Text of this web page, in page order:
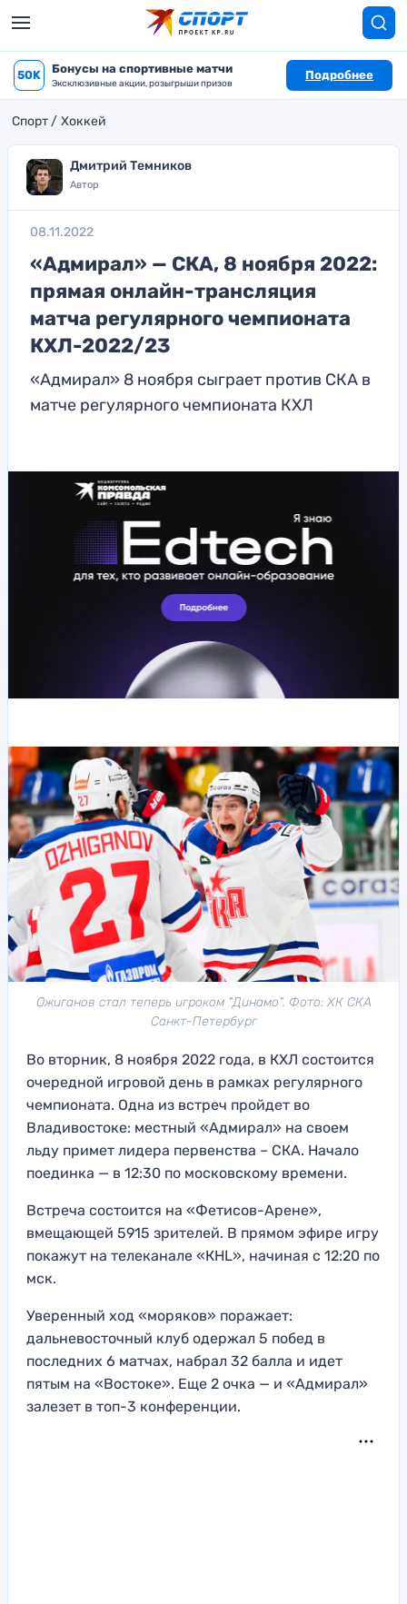
50K Бонусы на спортивные матчи
Эксклюзивные акции, розыгрыши призов
Подробнее
Спорт Хоккей
Дмитрий Темников
Автор
08.11.2022
«Адмирал» — СКА, 8 ноября 2022:
прямая онлайн-трансляция
матча регулярного чемпионата
КХЛ-2022/23
«Адмирал» 8 ноября сыграет против СКА в
матче регулярного чемпионата КХЛ
Ожиганов стал теперь игроком "Динамо". Фото: ХК СКА
Санкт-Петербург
Во вторник, 8 ноября 2022 года, в КХЛ состоится
очередной игровой день в рамках регулярного
чемпионата. Одна из встреч пройдет во
Владивостоке: местный «Адмирал» на своем
льду примет лидера первенства – СКА. Начало
поединка — в 12:30 по московскому времени.
Встреча состоится на «Фетисов-Арене»,
вмещающей 5915 зрителей. В прямом эфире игру
покажут на телеканале «КHL», начиная с 12:20 по
мск.
Уверенный ход «моряков» поражает:
дальневосточный клуб одержал 5 побед в
последних 6 матчах, набрал 32 балла и идет
пятым на «Востоке». Еще 2 очка — и «Адмирал»
залезет в топ-3 конференции.